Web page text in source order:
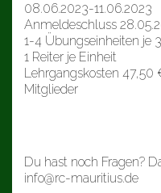
08.06.2023-11.06.2023
Anmeldeschluss
1-4 Übungseinheiten je
1 Reiter je Einheit
Lehrgangskosten
Mitglieder
Du hast noch Fragen?
info@rc-mauritius.de